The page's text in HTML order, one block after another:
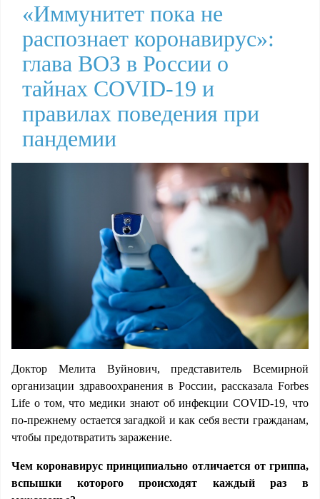
«Иммунитет пока не
распознает коронавирус»:
глава ВОЗ в России о
тайнах COVID-19 и
правилах поведения при
пандемии
Доктор Мелита Вуйнович, представитель Всемирной
организации здравоохранения в России, рассказала Forbes
Life о том, что медики знают об инфекции COVID-19, что
по-прежнему остается загадкой и как себя вести гражданам,
чтобы предотвратить заражение.
Чем коронавирус принципиально отличается от гриппа,
вспышки которого происходят каждый раз в